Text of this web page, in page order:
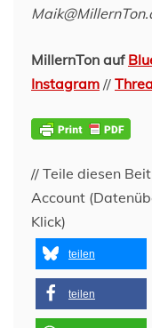
MillernTon auf
Instagram //
// Teile diesen
Account
Klick)
teilen
teilen